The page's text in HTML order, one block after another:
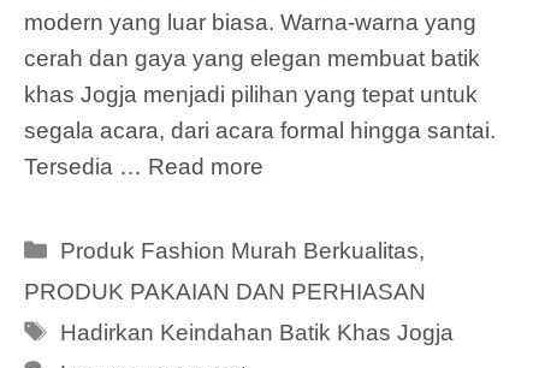
modern yang luar biasa. Warna-warna yang
cerah dan gaya yang elegan membuat batik
khas Jogja menjadi pilihan yang tepat untuk
segala acara, dari acara formal hingga santai.
Tersedia … Read more
Categories
Produk Fashion Murah Berkualitas,
PRODUK PAKAIAN DAN PERHIASAN
Tags
Hadirkan Keindahan Batik Khas Jogja